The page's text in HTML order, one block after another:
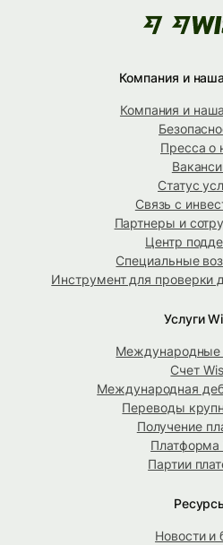
Компания и
Компания и
Пресса о
Статус
Связь с
Партнеры и
Центр
Специальные
Инструмент для проверки
Услуги
Международные
Счет
Международная
Переводы
Получение
Платформа
Партии
Новости и